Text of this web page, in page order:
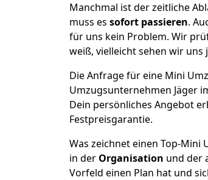
Manchmal ist der zeitliche
muss es sofort passieren.
für uns kein Problem. Wir
weiß, vielleicht sehen wir uns
Die Anfrage für eine Mini
Umzugsunternehmen Jäger
Dein persönliches Angebot
Festpreisgarantie.
Was zeichnet einen Top-Mini
in der Organisation und der
Vorfeld einen Plan hat und